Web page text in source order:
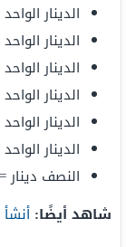
الدينار الواحد = 100 فلس
الدينار الواحد = 500 فلس
الدينار الواحد = 50 فلس
الدينار الواحد = 25 فلس
الدينار الواحد = 10 فلس ×
الدينار الواحد = 5 فلس ×
النصف دينار = 500 فلس.
شاهد أيضًا: